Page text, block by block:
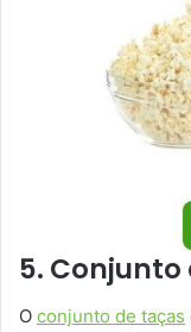
5.
O conjunto de taças